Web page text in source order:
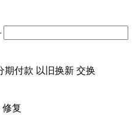
期付款 以旧换新 交换
修复